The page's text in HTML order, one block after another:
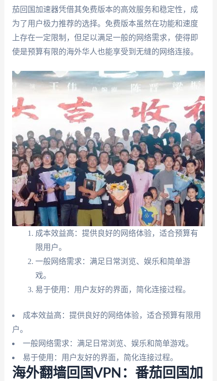
茄回国加速器凭借其免费版本的高效服务和稳定性，成
为了用户极力推荐的选择。免费版本虽然在功能和速度
上存在一定限制，但足以满足一般的网络需求，使得即
使是预算有限的海外华人也能享受到无缝的网络连接。
成本效益高：提供良好的网络体验，适合预算有
限用户。
一般网络需求：满足日常浏览、娱乐和简单游
戏。
易于使用：用户友好的界面，简化连接过程。
成本效益高：提供良好的网络体验，适合预算有限用
户。
一般网络需求：满足日常浏览、娱乐和简单游戏。
易于使用：用户友好的界面，简化连接过程。
海外翻墙回国VPN：番茄回国加